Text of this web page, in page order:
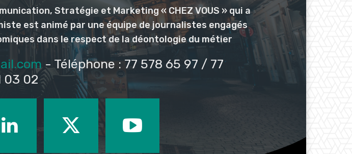
Stratégie et Marketing « CHEZ VOUS » qui a
est animé par une équipe de journalistes engagés
dans le respect de la déontologie du métier
- Téléphone : 77 578 65 97 / 77
03 02